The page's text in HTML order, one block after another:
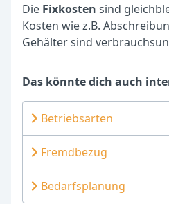
Die Fixkosten sind
Kosten wie z.B.
Gehälter sind
Das könnte dich auch
Betriebsarten
Fremdbezug
Bedarfsplanung